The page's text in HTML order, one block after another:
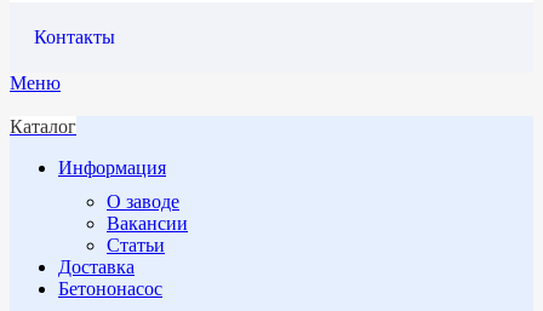
Контакты
Меню
Каталог
Информация
О заводе
Вакансии
Статьи
Доставка
Бетононасос